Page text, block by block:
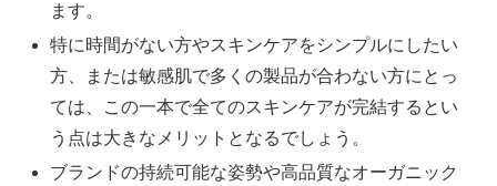
ます。
特に時間がない方やスキンケアをシンプルにしたい
方、または敏感肌で多くの製品が合わない方にとっ
ては、この一本で全てのスキンケアが完結するとい
う点は大きなメリットとなるでしょう。
ブランドの持続可能な姿勢や高品質なオーガニック